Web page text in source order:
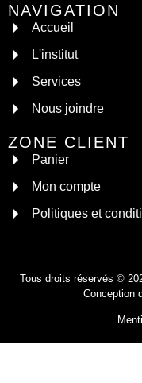
NAVIGATION
Accueil
L'institut
Services
Nous joindre
ZONE CLIENT
Panier
Mon compte
Politiques et
Tous droits réservés ©
Conception